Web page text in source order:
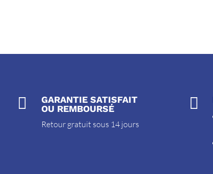

GARANTIE SATISFAIT
OU REMBOURSÉ
Retour gratuit sous 14 jours
